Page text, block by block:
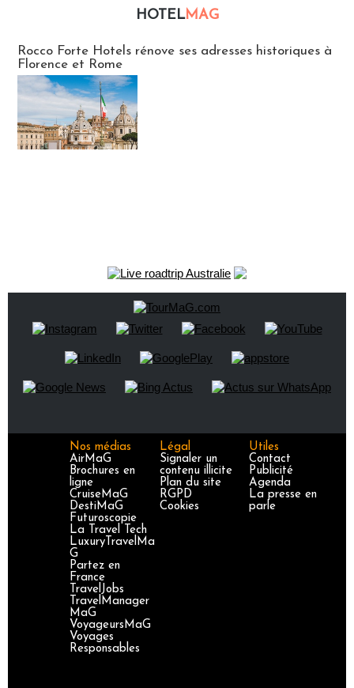
HOTELMAG
Rocco Forte Hotels rénove ses adresses historiques à
Florence et Rome
Nos médias
AirMaG
Brochures en
ligne
CruiseMaG
DestiMaG
Futuroscopie
La Travel Tech
LuxuryTravelMa
G
Partez en
France
TravelJobs
TravelManager
MaG
VoyageursMaG
Voyages
Responsables
Légal
Signaler un
contenu illicite
Plan du site
RGPD
Cookies
Utiles
Contact
Publicité
Agenda
La presse en
parle